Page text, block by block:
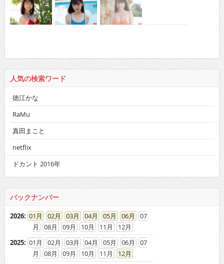
人気の検索ワード
徳江かな
RaMu
真田まこと
netflix
ドカント 2016年
バックナンバー
2026: 01 02 03 04 05 06
07
08
09 10 11
12
2025: 01 02 03 04 05 06
07
08
09 10 11
12